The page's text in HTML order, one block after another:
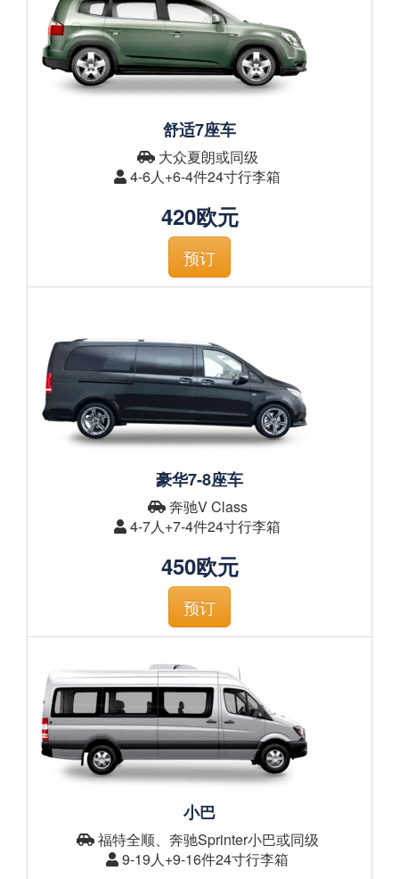
舒适7座车
大众夏朗或同级
4-6人+6-4件24寸行李箱
420欧元
预订
豪华7-8座车
奔驰V Class
4-7人+7-4件24寸行李箱
450欧元
预订
小巴
福特全顺、奔驰Sprinter小巴或同级
9-19人+9-16件24寸行李箱